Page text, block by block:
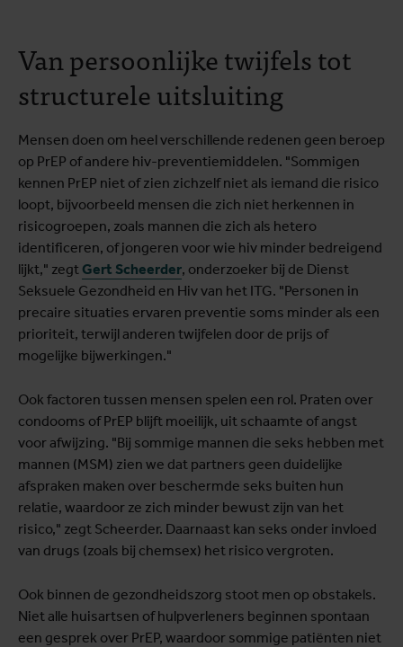
Van persoonlijke twijfels tot
structurele uitsluiting
Mensen doen om heel verschillende redenen geen beroep
op PrEP of andere hiv-preventiemiddelen. "Sommigen
kennen PrEP niet of zien zichzelf niet als iemand die risico
loopt, bijvoorbeeld mensen die zich niet herkennen in
risicogroepen, zoals mannen die zich als hetero
identificeren, of jongeren voor wie hiv minder bedreigend
lijkt," zegt Gert Scheerder, onderzoeker bij de Dienst
Seksuele Gezondheid en Hiv van het ITG. "Personen in
precaire situaties ervaren preventie soms minder als een
prioriteit, terwijl anderen twijfelen door de prijs of
mogelijke bijwerkingen."
Ook factoren tussen mensen spelen een rol. Praten over
condooms of PrEP blijft moeilijk, uit schaamte of angst
voor afwijzing. "Bij sommige mannen die seks hebben met
mannen (MSM) zien we dat partners geen duidelijke
afspraken maken over beschermde seks buiten hun
relatie, waardoor ze zich minder bewust zijn van het
risico," zegt Scheerder. Daarnaast kan seks onder invloed
van drugs (zoals bij chemsex) het risico vergroten.
Ook binnen de gezondheidszorg stoot men op obstakels.
Niet alle huisartsen of hulpverleners beginnen spontaan
een gesprek over PrEP, waardoor sommige patiënten niet